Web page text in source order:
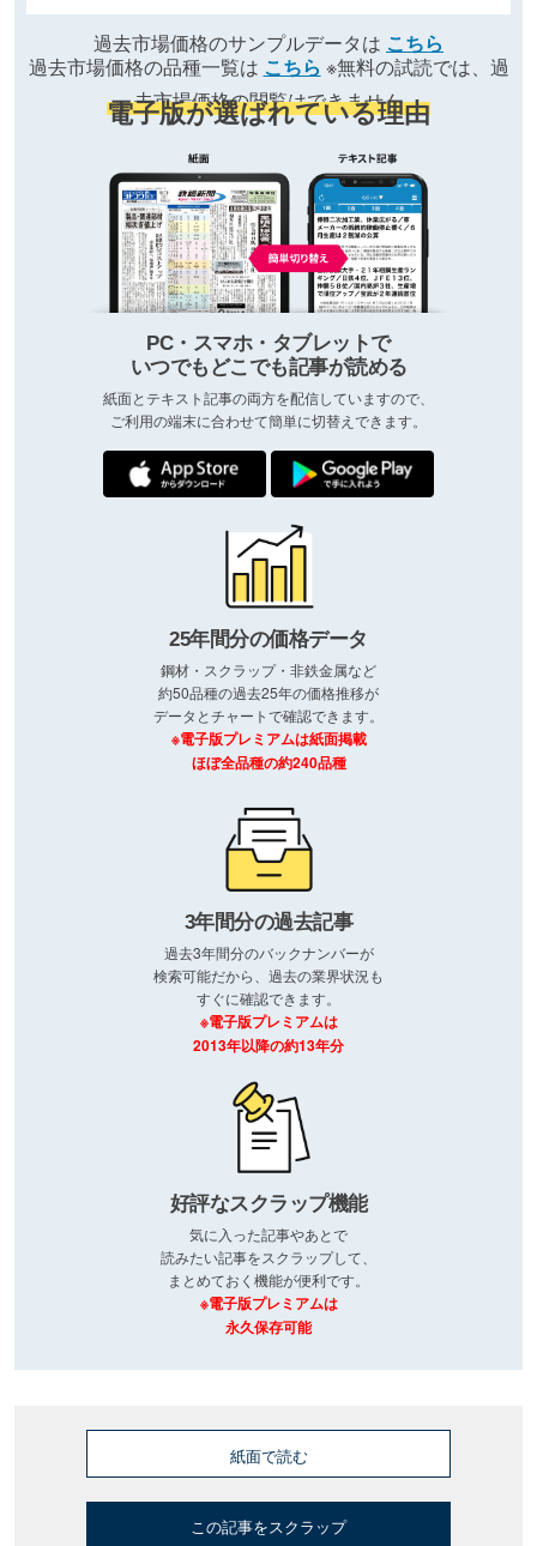
過去市場価格のサンプルデータは こちら
過去市場価格の品種一覧は こちら ※無料の試読では、過
去市場価格の閲覧はできません
電子版が選ばれている理由
PC・スマホ・タブレットで
いつでもどこでも記事が読める
紙面とテキスト記事の両方を配信していますので、
ご利用の端末に合わせて簡単に切替えできます。
25年間分の価格データ
鋼材・スクラップ・非鉄金属など
約50品種の過去25年の価格推移が
データとチャートで確認できます。
※電子版プレミアムは紙面掲載
ほぼ全品種の約240品種
3年間分の過去記事
過去3年間分のバックナンバーが
検索可能だから、過去の業界状況も
すぐに確認できます。
※電子版プレミアムは
2013年以降の約13年分
好評なスクラップ機能
気に入った記事やあとで
読みたい記事をスクラップして、
まとめておく機能が便利です。
※電子版プレミアムは
永久保存可能
紙面で読む
この記事をスクラップ